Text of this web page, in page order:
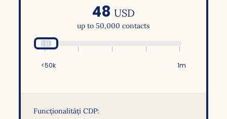
48 USD
up to 50,000 contacts
<50k 1m
Funcționalități CDP: